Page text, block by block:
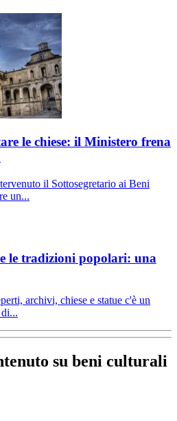
le chiese: il Ministero frena
il Sottosegretario ai Beni
un...
le tradizioni popolari: una
archivi, chiese e statue c'è un
su beni culturali